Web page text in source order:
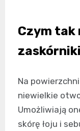
Czym tak
Na
niewielkie
Umożliwiają
skórę łoju i